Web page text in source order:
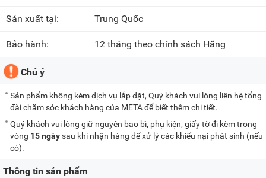
Sản xuất tại: Trung Quốc
Bảo hành: 12 tháng theo chính sách Hãng
Chú ý
Sản phẩm không kèm dịch vụ lắp đặt, Quý khách vui lòng liên hệ tổng
đài chăm sóc khách hàng của META để biết thêm chi tiết.
Quý khách vui lòng giữ nguyên bao bì, phụ kiện, giấy tờ đi kèm trong
vòng 15 ngàysau khi nhận hàng để xử lý các khiếu nại phát sinh (nếu
có).
Thông tin sản phẩm